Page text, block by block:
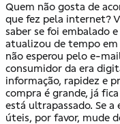
Quem não gosta de
que fez pela internet?
saber se foi embalado
atualizou de tempo
não esperou pelo e-
consumidor da era
informação, rapidez e
compra é grande, já
está ultrapassado. Se
úteis, por favor, mude